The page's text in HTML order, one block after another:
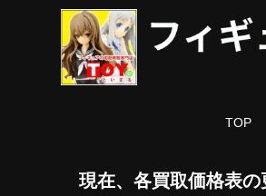
TOP
現在、各買取価格表